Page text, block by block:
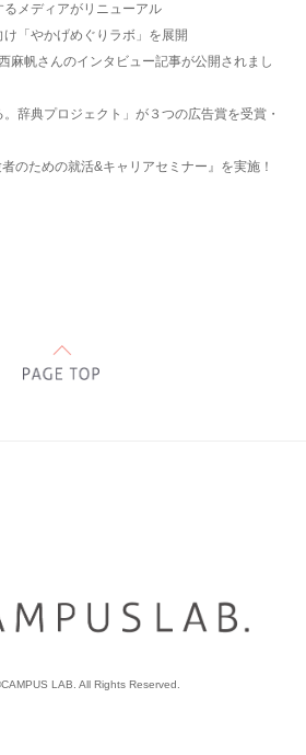
メディアがリニューアル
「やかげめぐりラボ」を展開
麻帆さんのインタビュー記事が公開されまし
辞典プロジェクト」が３つの広告賞を受賞・
のための就活&キャリアセミナー』を実施！
LAB. All Rights Reserved.